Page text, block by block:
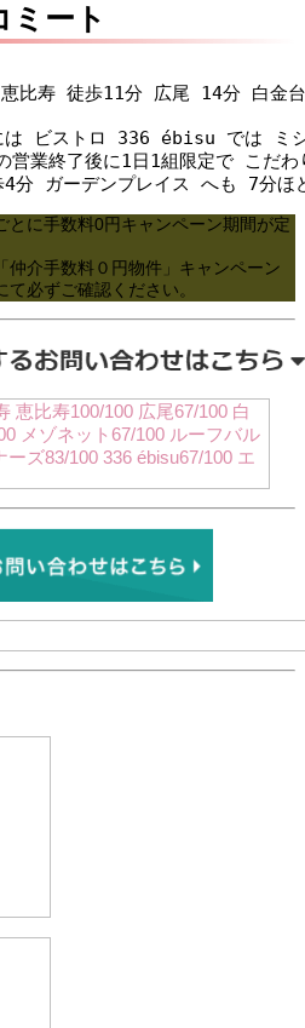
ート
寿 徒歩11分 広尾 14分 白金台
ビストロ 336 ébisu では ミシ
営業終了後に1日1組限定で こだ
分 ガーデンプレイス へも 7分ほ
に手数料0円キャンペーン期間が定
仲介手数料０円物件」キャンペーン
必ずご確認ください。